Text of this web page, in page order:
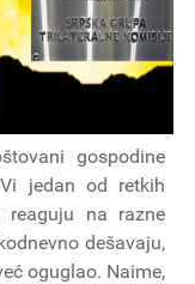
gospodine
jedan od retkih
na razne
dešavaju,
oguglao. Naime,